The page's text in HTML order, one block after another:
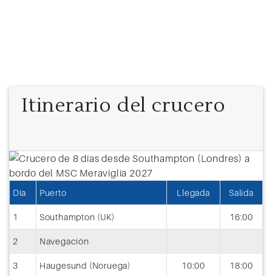
Itinerario del crucero
Día Puerto Llegada Salida
1 Southampton (UK) 16:00
2 Navegación
3 Haugesund (Noruega) 10:00 18:00